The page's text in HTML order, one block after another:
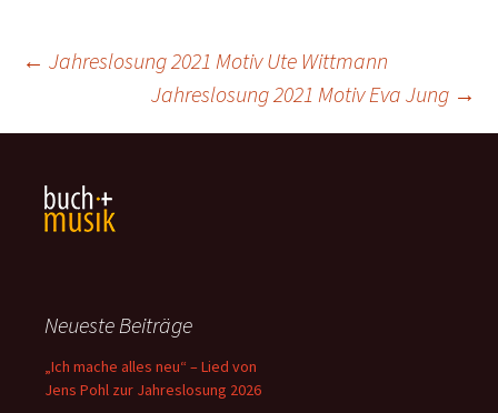
Beitragsnavigation
← Jahreslosung 2021 Motiv Ute Wittmann
Jahreslosung 2021 Motiv Eva Jung →
Neueste Beiträge
„Ich mache alles neu“ – Lied von
Jens Pohl zur Jahreslosung 2026